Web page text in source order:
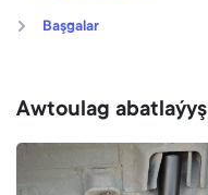
Başgalar
Awtoulag abatlaýyş